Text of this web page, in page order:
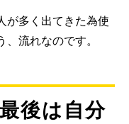
が多く出てきた為使
流れなのです。
後は自分